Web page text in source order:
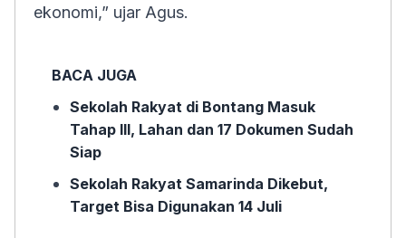
ekonomi,” ujar Agus.
BACA JUGA
Sekolah Rakyat di Bontang Masuk
Tahap III, Lahan dan 17 Dokumen Sudah
Siap
Sekolah Rakyat Samarinda Dikebut,
Target Bisa Digunakan 14 Juli